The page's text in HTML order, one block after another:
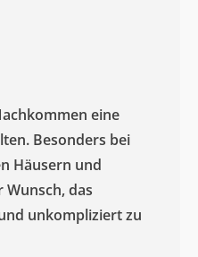
eine
Besonders bei
Häusern und
das
unkompliziert zu